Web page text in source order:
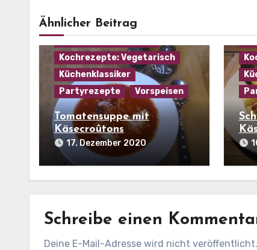
Ähnlicher Beitrag
Kochrezepte: Käse
Kochrezepte: Vegetarisch
Küchenklassiker
Partyrezepte
Vorspeisen
Tomatensuppe mit
Käsecroûtons
17. Dezember 2020
Schreibe einen
Deine E-Mail-Adresse wird nicht veröffentlicht.